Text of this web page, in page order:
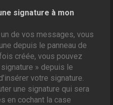
signature à mon
de vos messages, vous
depuis le panneau de
créée, vous pouvez
» depuis le
votre signature.
une signature qui sera
en cochant la case